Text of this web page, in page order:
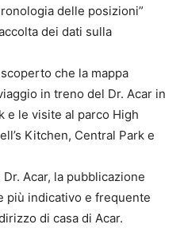
delle posizioni”
dei dati sulla
che la mappa
in treno del Dr. Acar in
e le visite al parco High
Kitchen, Central Park e
Acar, la pubblicazione
più indicativo e frequente
di casa di Acar.